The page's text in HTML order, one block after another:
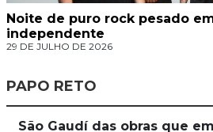
Noite de puro rock pesado
independente
29 DE JULHO DE 2026
PAPO RETO
São Gaudí das obras que